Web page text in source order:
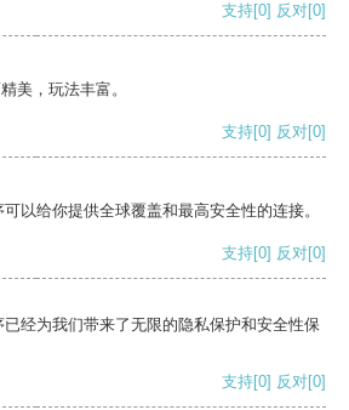
支持[0] 反对[0]
美，玩法丰富。
支持[0] 反对[0]
以给你提供全球覆盖和最高安全性的连接。
支持[0] 反对[0]
经为我们带来了无限的隐私保护和安全性保
支持[0] 反对[0]